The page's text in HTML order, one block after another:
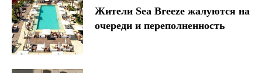
Жители Sea Breeze жалуются на
очереди и переполненность